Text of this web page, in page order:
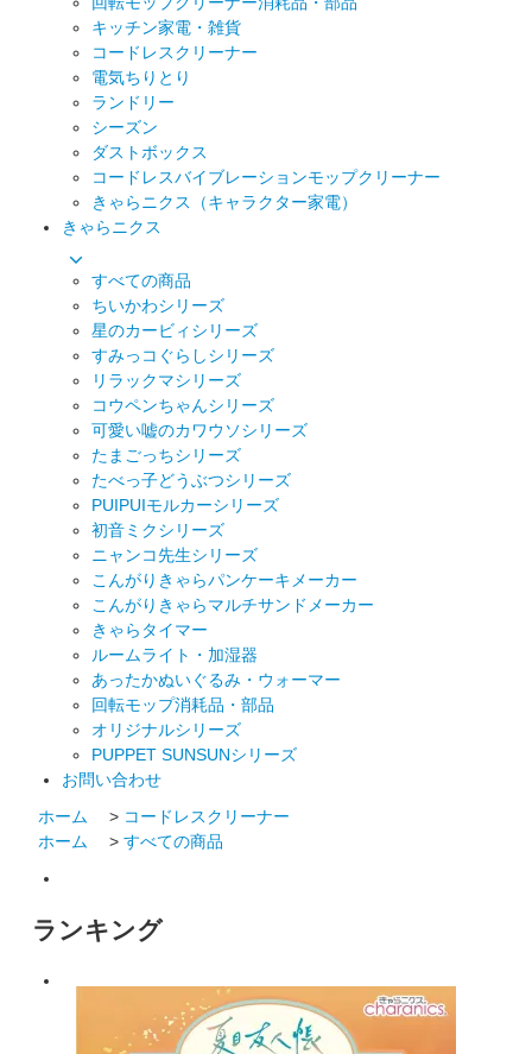
キッチン家電・雑貨
コードレスクリーナー
電気ちりとり
ランドリー
シーズン
ダストボックス
コードレスバイブレーションモップクリーナー
きゃらニクス（キャラクター家電）
きゃらニクス
すべての商品
ちいかわシリーズ
星のカービィシリーズ
すみっコぐらしシリーズ
リラックマシリーズ
コウペンちゃんシリーズ
可愛い嘘のカワウソシリーズ
たまごっちシリーズ
たべっ子どうぶつシリーズ
PUIPUIモルカーシリーズ
初音ミクシリーズ
ニャンコ先生シリーズ
こんがりきゃらパンケーキメーカー
こんがりきゃらマルチサンドメーカー
きゃらタイマー
ルームライト・加湿器
あったかぬいぐるみ・ウォーマー
回転モップ消耗品・部品
オリジナルシリーズ
PUPPET SUNSUNシリーズ
お問い合わせ
ホーム
> コードレスクリーナー
ホーム
> すべての商品
ランキング